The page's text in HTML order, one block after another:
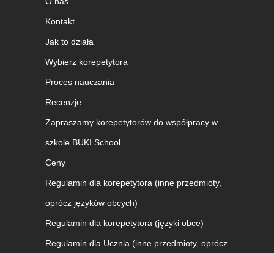
Kontakt
Jak to działa
Wybierz korepetytora
Proces nauczania
Recenzje
Zapraszamy korepetytorów do współpracy w
szkole BUKI School
Ceny
Regulamin dla korepetytora (inne przedmioty,
oprócz języków obcych)
Regulamin dla korepetytora (języki obce)
Regulamin dla Ucznia (inne przedmioty, oprócz